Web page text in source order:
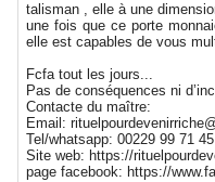
talisman , elle à une
une fois que ce porte
elle est capables de vous
Fcfa tout les jours...
Pas de conséquences ni
Contacte du maître:
Email:
Tel/whatsapp: 00229 99 71
Site web: https://
page facebook: https://